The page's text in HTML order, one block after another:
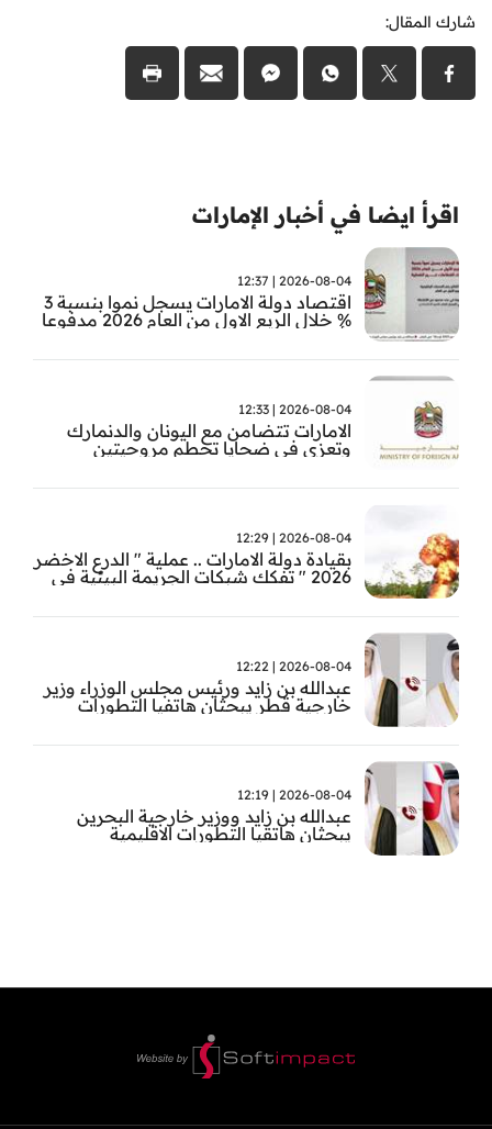
شارك المقال:
اقرأ ايضا في أخبار الإمارات
2026-08-04 | 12:37
اقتصاد دولة الامارات يسجل نموا بنسبة 3
% خلال الربع الاول من العام 2026 مدفوعا
2026-08-04 | 12:33
الامارات تتضامن مع اليونان والدنمارك
وتعزي في ضحايا تحطم مروحيتين
2026-08-04 | 12:29
بقيادة دولة الامارات .. عملية " الدرع الاخضر
2026 " تفكك شبكات الجريمة البيئية في
2026-08-04 | 12:22
عبدالله بن زايد ورئيس مجلس الوزراء وزير
خارجية قطر يبحثان هاتفيا التطورات
2026-08-04 | 12:19
عبدالله بن زايد ووزير خارجية البحرين
يبحثان هاتقيا التطورات الاقليمية